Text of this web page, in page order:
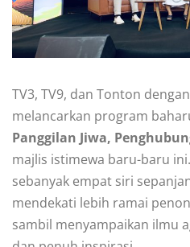
TV3, TV9, dan Tonton
melancarkan program
Panggilan Jiwa,
majlis istimewa baru-baru
sebanyak empat siri
mendekati lebih ramai
sambil menyampaikan ilmu